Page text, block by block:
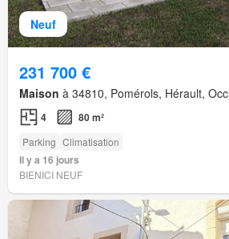
Neuf
231 700 €
Maison à 34810, Pomérols, Hérault,
4 80 m²
Parking Climatisation
Il y a 16 jours
BIENICI NEUF